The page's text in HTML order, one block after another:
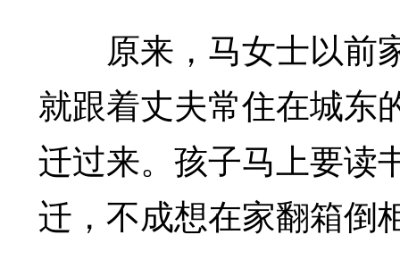
原来，马女士以前
就跟着丈夫常住在城东
迁过来。孩子马上要读
迁，不成想在家翻箱倒